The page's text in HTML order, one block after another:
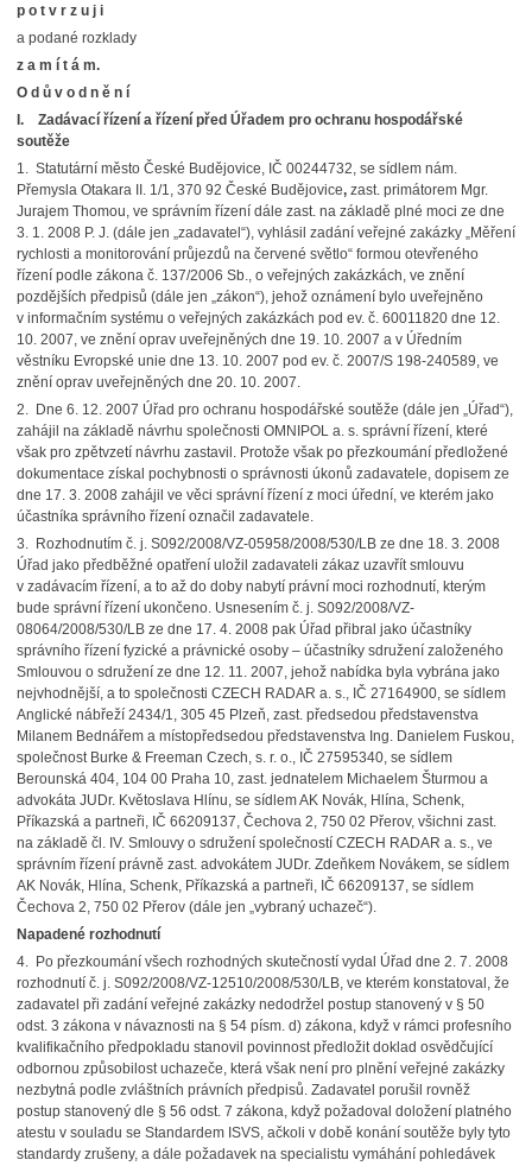
p o t v r z u j i
a podané rozklady
z a m í t á m.
O d ů v o d n ě n í
I. Zadávací řízení a řízení před Úřadem pro ochranu hospodářské
soutěže
1. Statutární město České Budějovice, IČ 00244732, se sídlem nám.
Přemysla Otakara II. 1/1, 370 92 České Budějovice, zast. primátorem Mgr.
Jurajem Thomou, ve správním řízení dále zast. na základě plné moci ze dne
3. 1. 2008 P. J. (dále jen „zadavatel“), vyhlásil zadání veřejné zakázky „Měření
rychlosti a monitorování průjezdů na červené světlo“ formou otevřeného
řízení podle zákona č. 137/2006 Sb., o veřejných zakázkách, ve znění
pozdějších předpisů (dále jen „zákon“), jehož oznámení bylo uveřejněno
v informačním systému o veřejných zakázkách pod ev. č. 60011820 dne 12.
10. 2007, ve znění oprav uveřejněných dne 19. 10. 2007 a v Úředním
věstníku Evropské unie dne 13. 10. 2007 pod ev. č. 2007/S 198-240589, ve
znění oprav uveřejněných dne 20. 10. 2007.
2. Dne 6. 12. 2007 Úřad pro ochranu hospodářské soutěže (dále jen „Úřad“),
zahájil na základě návrhu společnosti OMNIPOL a. s. správní řízení, které
však pro zpětvzetí návrhu zastavil. Protože však po přezkoumání předložené
dokumentace získal pochybnosti o správnosti úkonů zadavatele, dopisem ze
dne 17. 3. 2008 zahájil ve věci správní řízení z moci úřední, ve kterém jako
účastníka správního řízení označil zadavatele.
3. Rozhodnutím č. j. S092/2008/VZ-05958/2008/530/LB ze dne 18. 3. 2008
Úřad jako předběžné opatření uložil zadavateli zákaz uzavřít smlouvu
v zadávacím řízení, a to až do doby nabytí právní moci rozhodnutí, kterým
bude správní řízení ukončeno. Usnesením č. j. S092/2008/VZ-
08064/2008/530/LB ze dne 17. 4. 2008 pak Úřad přibral jako účastníky
správního řízení fyzické a právnické osoby – účastníky sdružení založeného
Smlouvou o sdružení ze dne 12. 11. 2007, jehož nabídka byla vybrána jako
nejvhodnější, a to společnosti CZECH RADAR a. s., IČ 27164900, se sídlem
Anglické nábřeží 2434/1, 305 45 Plzeň, zast. předsedou představenstva
Milanem Bednářem a místopředsedou představenstva Ing. Danielem Fuskou,
společnost Burke & Freeman Czech, s. r. o., IČ 27595340, se sídlem
Berounská 404, 104 00 Praha 10, zast. jednatelem Michaelem Šturmou a
advokáta JUDr. Květoslava Hlínu, se sídlem AK Novák, Hlína, Schenk,
Příkazská a partneři, IČ 66209137, Čechova 2, 750 02 Přerov, všichni zast.
na základě čl. IV. Smlouvy o sdružení společností CZECH RADAR a. s., ve
správním řízení právně zast. advokátem JUDr. Zdeňkem Novákem, se sídlem
AK Novák, Hlína, Schenk, Příkazská a partneři, IČ 66209137, se sídlem
Čechova 2, 750 02 Přerov (dále jen „vybraný uchazeč“).
Napadené rozhodnutí
4. Po přezkoumání všech rozhodných skutečností vydal Úřad dne 2. 7. 2008
rozhodnutí č. j. S092/2008/VZ-12510/2008/530/LB, ve kterém konstatoval, že
zadavatel při zadání veřejné zakázky nedodržel postup stanovený v § 50
odst. 3 zákona v návaznosti na § 54 písm. d) zákona, když v rámci profesního
kvalifikačního předpokladu stanovil povinnost předložit doklad osvědčující
odbornou způsobilost uchazeče, která však není pro plnění veřejné zakázky
nezbytná podle zvláštních právních předpisů. Zadavatel porušil rovněž
postup stanovený dle § 56 odst. 7 zákona, když požadoval doložení platného
atestu v souladu se Standardem ISVS, ačkoli v době konání soutěže byly tyto
standardy zrušeny, a dále požadavek na specialistu vymáhání pohledávek